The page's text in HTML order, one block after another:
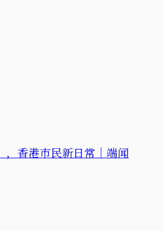
，香港市民新日常｜端闻